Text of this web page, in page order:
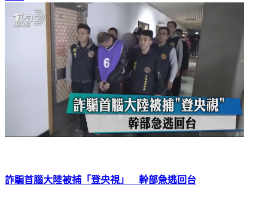
詐騙首腦大陸被捕「登央視」 幹部急逃回台